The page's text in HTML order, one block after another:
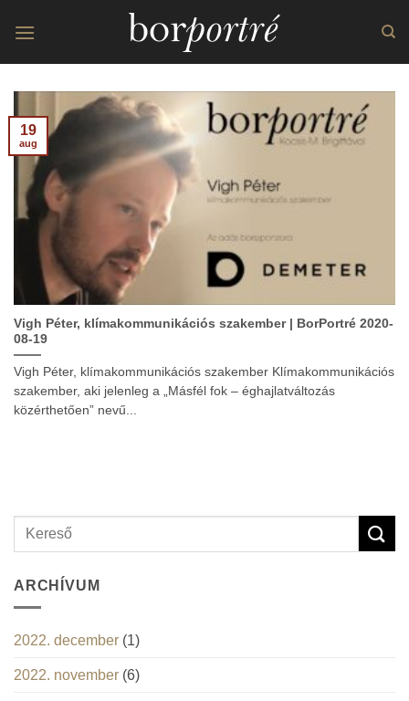
Vigh Péter, klímakommunikációs szakember | BorPortré 2020-
08-19
Vigh Péter, klímakommunikációs szakember Klímakommunikációs
szakember, aki jelenleg a „Másfél fok – éghajlatváltozás
közérthetően” nevű...
19
aug
ARCHÍVUM
2022. december (1)
2022. november (6)